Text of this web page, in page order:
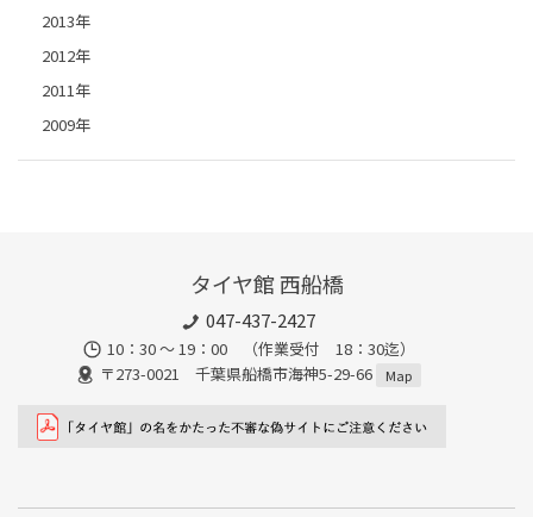
2013年
2012年
2011年
2009年
タイヤ館 西船橋
047-437-2427
10：30 ～ 19：00 （作業受付 18：30迄）
〒273-0021 千葉県船橋市海神5-29-66
Map